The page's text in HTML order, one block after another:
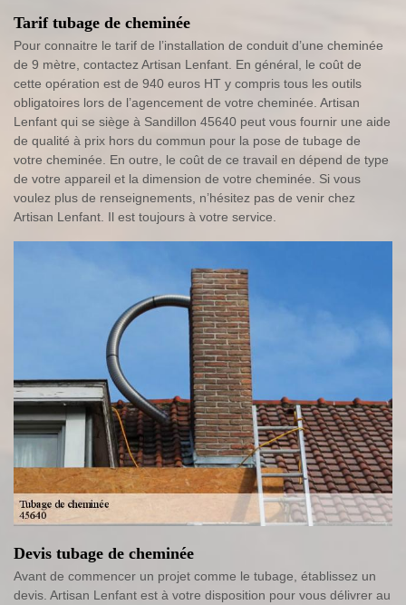
Tarif tubage de cheminée
Pour connaitre le tarif de l’installation de conduit d’une cheminée
de 9 mètre, contactez Artisan Lenfant. En général, le coût de
cette opération est de 940 euros HT y compris tous les outils
obligatoires lors de l’agencement de votre cheminée. Artisan
Lenfant qui se siège à Sandillon 45640 peut vous fournir une aide
de qualité à prix hors du commun pour la pose de tubage de
votre cheminée. En outre, le coût de ce travail en dépend de type
de votre appareil et la dimension de votre cheminée. Si vous
voulez plus de renseignements, n’hésitez pas de venir chez
Artisan Lenfant. Il est toujours à votre service.
Devis tubage de cheminée
Avant de commencer un projet comme le tubage, établissez un
devis. Artisan Lenfant est à votre disposition pour vous délivrer au